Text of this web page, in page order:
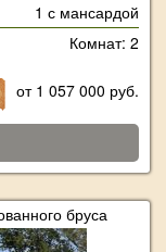
1 с мансардой
Комнат: 2
от 1 057 000 руб.
бруса